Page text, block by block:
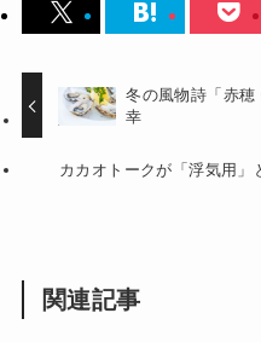
冬の風物詩「赤
幸
カカオトークが「浮気用」
関連記事